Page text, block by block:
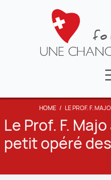
NEWS
LA FONDATION
CONTACT
VIDÉOS
HOME / LE PROF. F.
Le Prof. F.
petit opéré